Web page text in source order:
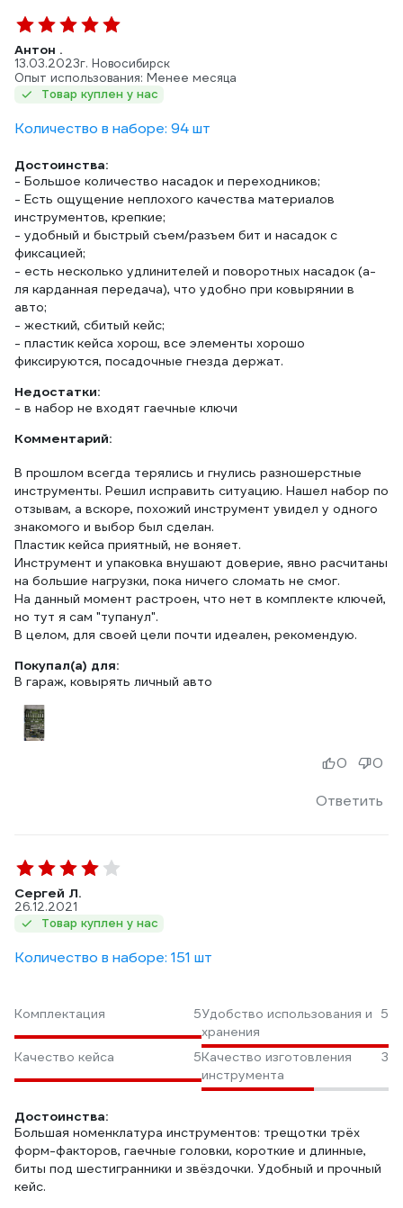
Антон .
13.03.2023г. Новосибирск
Опыт использования: Менее месяца
Товар куплен у нас
Количество в наборе: 94 шт
Достоинства:
- Большое количество насадок и переходников;
- Есть ощущение неплохого качества материалов
инструментов, крепкие;
- удобный и быстрый съем/разъем бит и насадок с
фиксацией;
- есть несколько удлинителей и поворотных насадок (а-
ля карданная передача), что удобно при ковырянии в
авто;
- жесткий, сбитый кейс;
- пластик кейса хорош, все элементы хорошо
Недостатки:
- в набор не входят гаечные ключи
Комментарий:
В прошлом всегда терялись и гнулись разношерстные
инструменты. Решил исправить ситуацию. Нашел набор по
отзывам, а вскоре, похожий инструмент увидел у одного
знакомого и выбор был сделан.
Пластик кейса приятный, не воняет.
Инструмент и упаковка внушают доверие, явно расчитаны
на большие нагрузки, пока ничего сломать не смог.
На данный момент растроен, что нет в комплекте ключей,
но тут я сам "тупанул".
В целом, для своей цели почти идеален, рекомендую.
Покупал(а) для:
В гараж, ковырять личный авто
Ответить
0 0
Сергей Л.
26.12.2021
Товар куплен у нас
Количество в наборе: 151 шт
Комплектация 5Удобство использования и
хранения
5
Качество кейса 5Качество изготовления
инструмента
3
Достоинства:
Большая номенклатура инструментов: трещотки трёх
форм-факторов, гаечные головки, короткие и длинные,
биты под шестигранники и звёздочки. Удобный и прочный
кейс.